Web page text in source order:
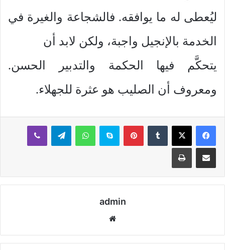
ليُعطى له ما يوافقه. فالشجاعة والغيرة في
الخدمة بالإنجيل واجبة، ولكن لابد أن
يتحكَّم فيها الحكمة والتدبير الحسن.
ومعروف أن الصليب هو عثرة للجهلاء.
بينتيريستسكايب واتساب تيلقرام ڤايبر
مشاركة عبر البريد طباعة
admin